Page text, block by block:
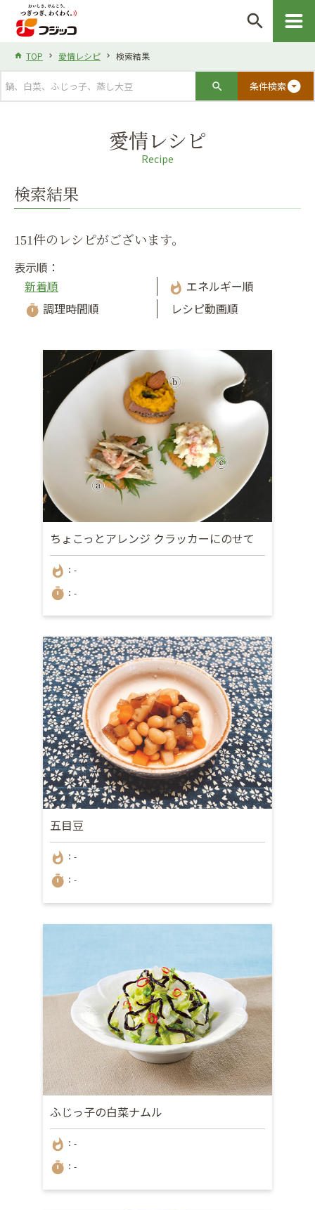
search
TOP 愛情レシピ 検索結果
条件検索arrow_drop_down_circle
愛情レシピ
Recipe
検索結果
151件のレシピがございます。
表示順：
新着順
whatshot エネルギー順
timer 調理時間順 レシピ動画順
ちょこっとアレンジ クラッカーにのせて
whatshot ：-
timer ：-
五目豆
whatshot ：-
timer ：-
ふじっ子の白菜ナムル
whatshot ：-
timer ：-